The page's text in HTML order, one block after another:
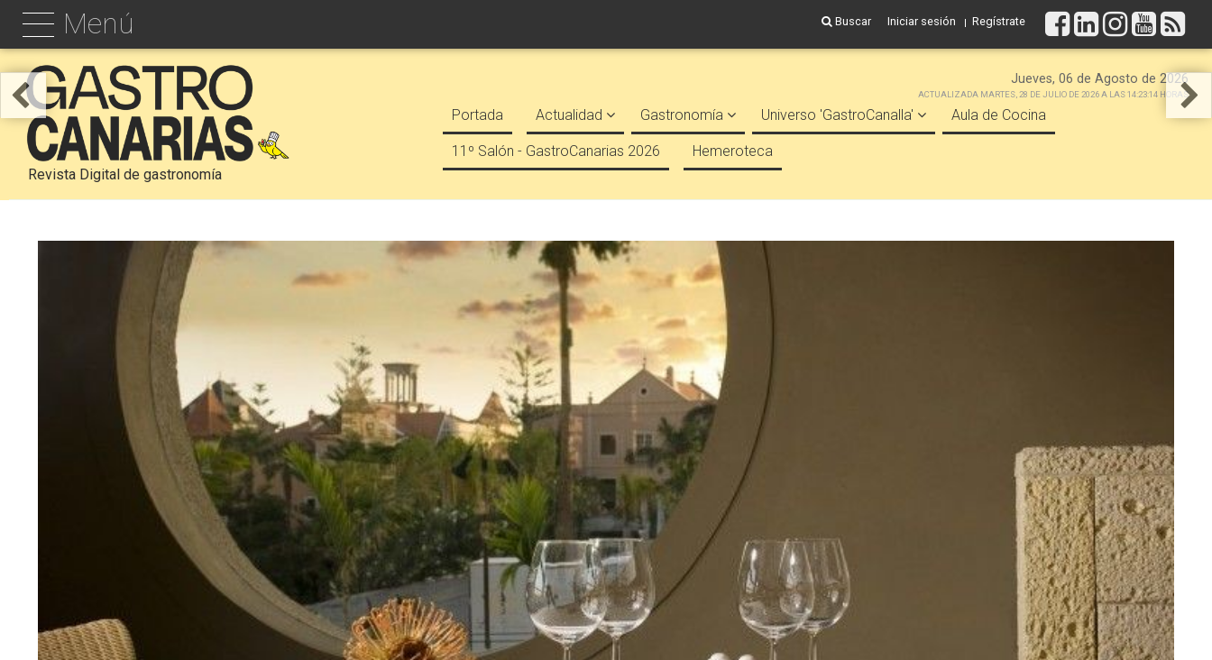
Menú Buscar Iniciar sesión Regístrate
Revista Digital de gastronomía
Jueves, 06 de Agosto de 2026
ACTUALIZADA MARTES, 28 DE JULIO DE 2026 A LAS 14:23:14 HORAS
Portada Actualidad Gastronomía Universo 'GastroCanalla' Aula de Cocina
11º Salón - GastroCanarias 2026 Hemeroteca